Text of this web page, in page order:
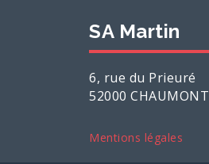
SA Martin
6, rue du Prieuré
52000 CHAUMONT
Mentions légales